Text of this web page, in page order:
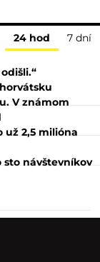
24 hod 7 dní
V známom
už 2,5 milióna
sto návštevníkov